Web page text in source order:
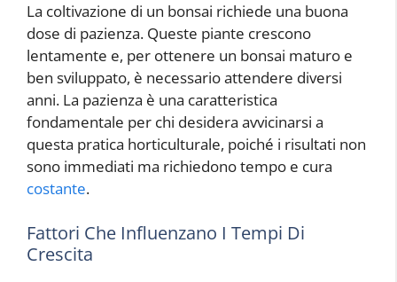
La coltivazione di un bonsai richiede una buona
dose di pazienza. Queste piante crescono
lentamente e, per ottenere un bonsai maturo e
ben sviluppato, è necessario attendere diversi
anni. La pazienza è una caratteristica
fondamentale per chi desidera avvicinarsi a
questa pratica horticulturale, poiché i risultati non
sono immediati ma richiedono tempo e cura
costante.
Fattori Che Influenzano I Tempi Di
Crescita